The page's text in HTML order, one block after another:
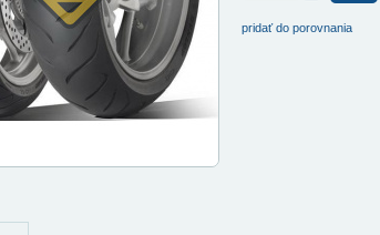
pridať do porovnania